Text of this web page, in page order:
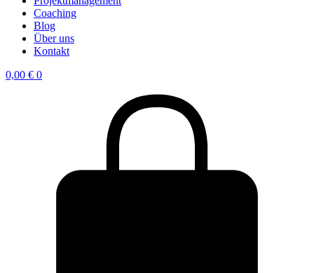
Coaching
Blog
Über uns
Kontakt
0,00 € 0